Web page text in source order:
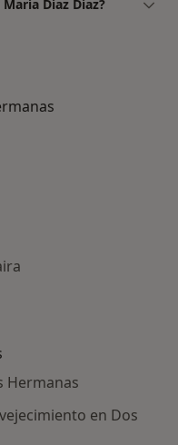
Díaz Díaz?
Hermanas
en Dos